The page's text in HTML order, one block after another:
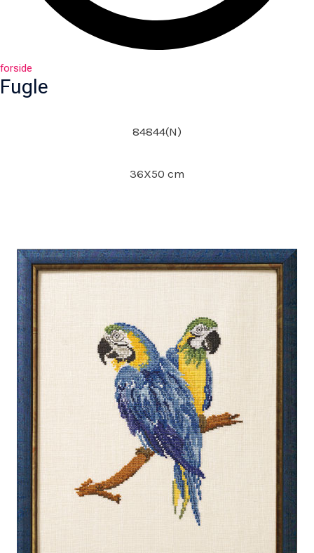
forside
Fugle
84844(N)
36X50 cm